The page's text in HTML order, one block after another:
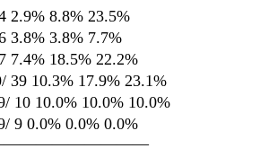
2.9% 8.8% 23.5%
3.8% 3.8% 7.7%
7.4% 18.5% 22.2%
39 10.3% 17.9% 23.1%
10 10.0% 10.0% 10.0%
9 0.0% 0.0% 0.0%